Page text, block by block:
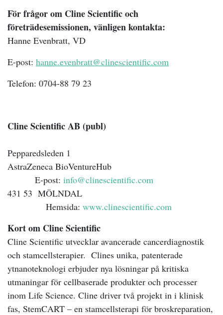
För frågor om Cline Scientific och
företrädesemissionen, vänligen kontakta:
Hanne Evenbratt, VD
E-post: hanne.evenbratt@clinescientific.com
Telefon: 0704-88 79 23
Cline Scientific AB (publ)
Pepparedsleden 1
AstraZeneca BioVentureHub
E-post: info@clinescientific.com
431 53 MÖLNDAL
Hemsida: www.clinescientific.com
Kort om Cline Scientific
Cline Scientific utvecklar avancerade cancerdiagnostik
och stamcellsterapier. Clines unika, patenterade
ytnanoteknologi erbjuder nya lösningar på kritiska
utmaningar för cellbaserade produkter och processer
inom Life Science. Cline driver två projekt in i klinisk
fas, StemCART – en stamcellsterapi för broskreparation,